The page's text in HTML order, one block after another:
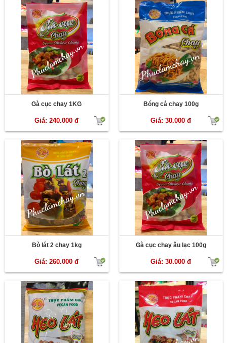
Gà cục chay 1KG
Giá: 240.000 đ
Bóng cá chay 100g
Giá: 30.000 đ
Bò lát 2 chay 1kg
Giá: 260.000 đ
Gà cục chay âu lạc 100g
Giá: 30.000 đ